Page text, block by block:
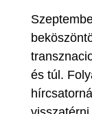
és túl.